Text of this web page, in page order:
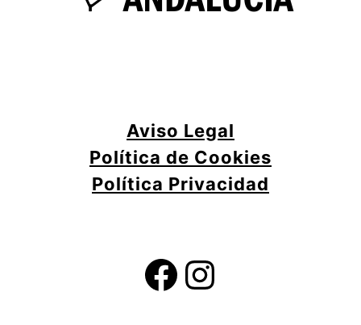
Aviso Legal
Política de Cookies
Política Privacidad